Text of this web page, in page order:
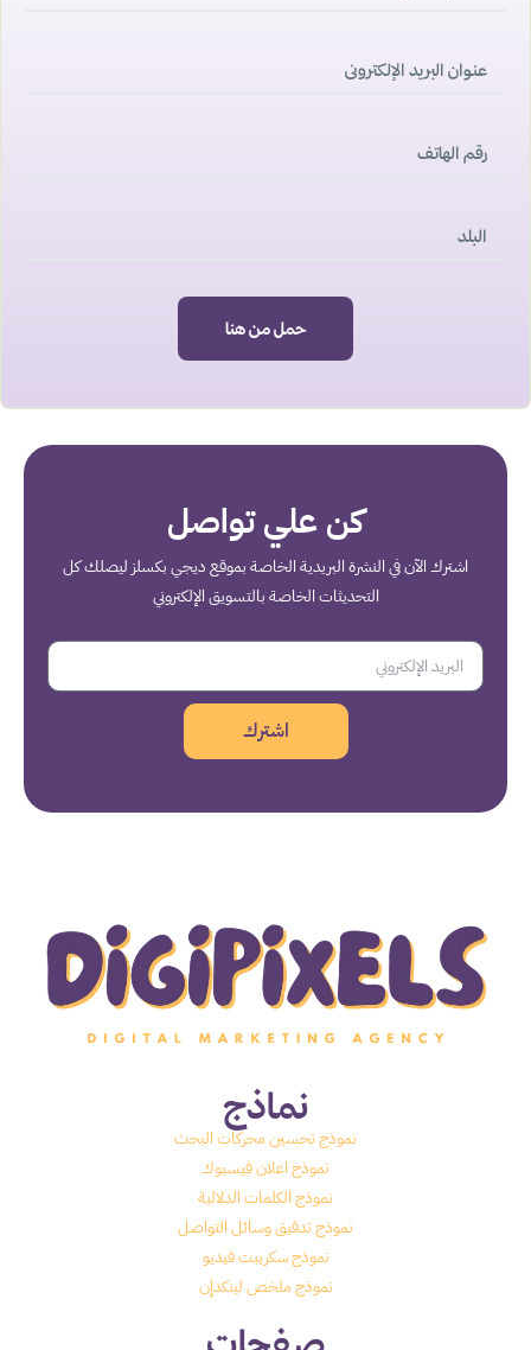
حمل من هنا
كن علي تواصل
اشترك الآن في النشرة البريدية الخاصة بموقع ديجي بكسلز ليصلك كل
التحديثات الخاصة بالتسويق الإلكتروني
اشترك
نماذج
نموذج تحسين محركات البحث
نموذج اعلان فيسبوك
نموذج الكلمات الدلالية
نموذج تدقيق وسائل التواصل
نموذج سكريبت فيديو
نموذج ملخص لينكدإن